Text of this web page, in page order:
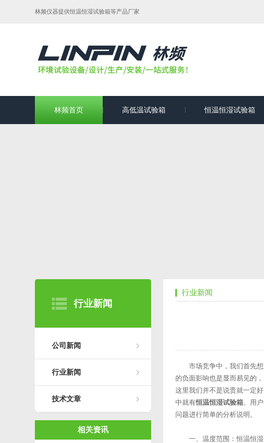
林频仪器提供恒温恒湿试验箱等产品厂家
林频首页 高低温试验箱 恒温恒湿试验箱
行业新闻
公司新闻
行业新闻
技术文章
相关资讯
行业新闻
市场竞争中，我们首先想
的负面影响也是显而易见的
这里我们并不是说贵就一定
中就有恒温恒湿试验箱。用
问题进行简单的分析说明。
一、温度范围：恒温恒湿